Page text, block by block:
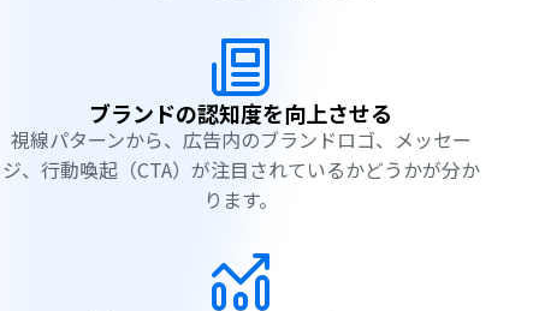
ブランドの認知度を向上させる
視線パターンから、広告内のブランドロゴ、メッセー
ジ、行動喚起（CTA）が注目されているかどうかが分か
ります。